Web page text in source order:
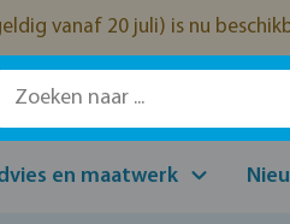
vanaf 20 juli) is nu
en maatwerk